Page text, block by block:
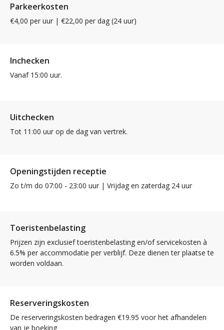
Parkeerkosten
€4,00 per uur | €22,00 per dag (24 uur)
Inchecken
Vanaf 15:00 uur.
Uitchecken
Tot 11:00 uur op de dag van vertrek.
Openingstijden receptie
Zo t/m do 07:00 - 23:00 uur | Vrijdag en zaterdag 24 uur
Toeristenbelasting
Prijzen zijn exclusief toeristenbelasting en/of servicekosten à
6.5% per accommodatie per verblijf. Deze dienen ter plaatse te
worden voldaan.
Reserveringskosten
De reserveringskosten bedragen €19.95 voor het afhandelen
van je boeking